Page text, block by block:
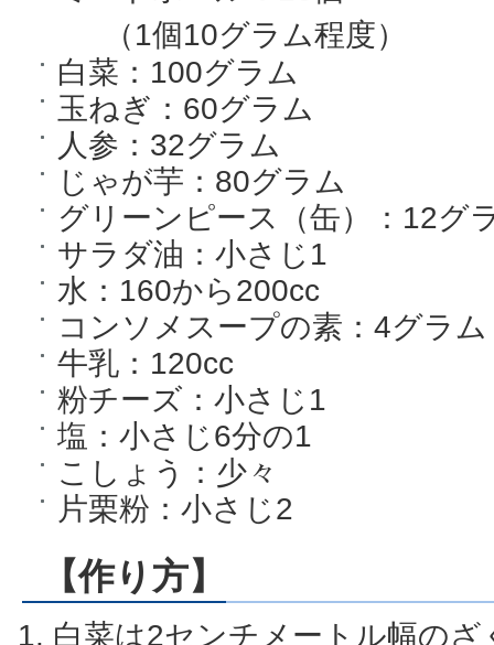
（1個10グラム程度）
白菜：100グラム
玉ねぎ：60グラム
人参：32グラム
じゃが芋：80グラム
グリーンピース（缶）：12グ
サラダ油：小さじ1
水：160から200cc
コンソメスープの素：4グラム
牛乳：120cc
粉チーズ：小さじ1
塩：小さじ6分の1
こしょう：少々
片栗粉：小さじ2
【作り方】
白菜は2センチメートル幅の